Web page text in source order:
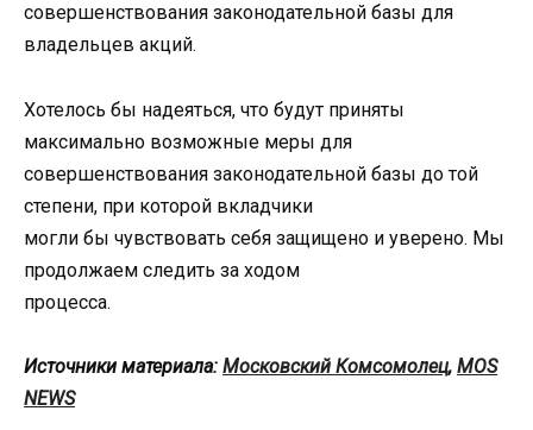
совершенствования законодательной базы для
владельцев акций.
Хотелось бы надеяться, что будут приняты
максимально возможные меры для
совершенствования законодательной базы до той
степени, при которой вкладчики
могли бы чувствовать себя защищено и уверено. Мы
продолжаем следить за ходом
процесса.
Источники материала: Московский Комсомолец, MOS
NEWS